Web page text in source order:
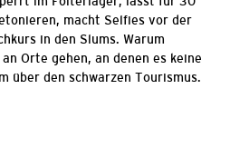
macht Selfies vor der
in den Slums. Warum
Orte gehen, an denen es keine
über den schwarzen Tourismus.